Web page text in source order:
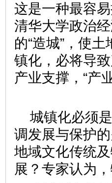
这是一种最容
清华大学政治
的“造城”，使
镇化，必将导
产业支撑，“产
城镇化必须
调发展与保护
地域文化传统
展？专家认为